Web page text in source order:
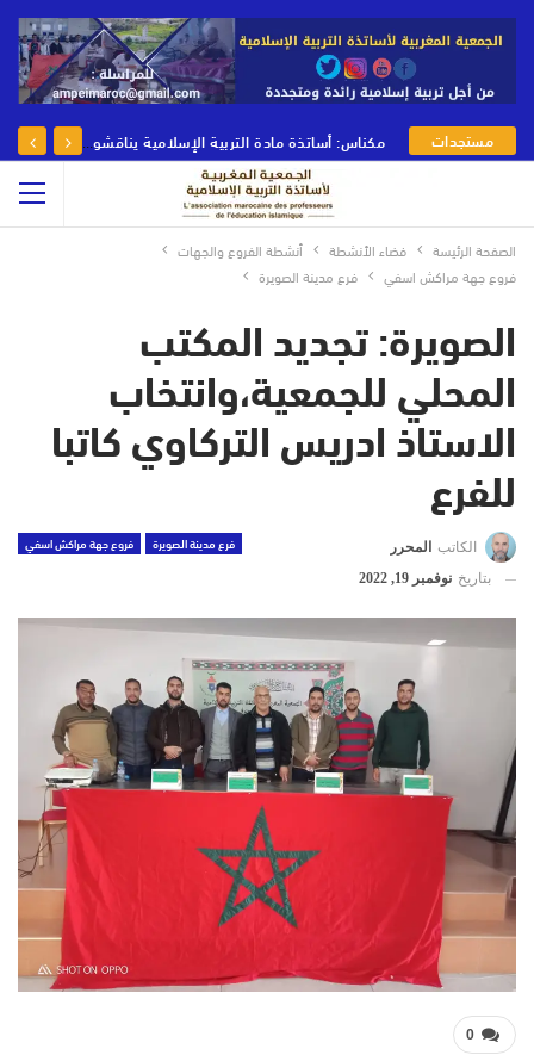
مستجدات
الجمعية
مكناس: أساتذة مادة التربية الإسلامية يناقشون رهانات وأدوار مادة التربية الإسلامية في يومها الوطني
الصفحة الرئيسة فضاء الأنشطة
أنشطة الفروع والجهات
فروع جهة مراكش اسفي
فرع مدينة الصويرة
الصويرة: تجديد المكتب
المحلي للجمعية،وانتخاب
الاستاذ ادريس التركاوي كاتبا
للفرع
فرع مدينة الصويرة فروع جهة مراكش اسفي الكاتب
المحرر
بتاريخ نوفمبر 19, 2022
0